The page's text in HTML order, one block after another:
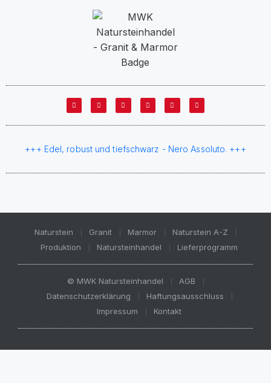
+++ Edel, robust und tiefschwarz - Nero Assoluto. +++
Naturstein Granit Marmor
Naturstein A-Z
Produktion
Natursteinhandel Lieferprogramm
© MWK Natursteinhandel
AGB
Datenschutzerklärung
Haftungsausschluss
Impressum
Kontakt